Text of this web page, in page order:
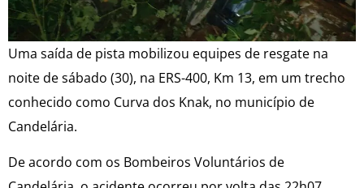
Uma saída de pista mobilizou equipes de resgate na
noite de sábado (30), na ERS-400, Km 13, em um trecho
conhecido como Curva dos Knak, no município de
Candelária.
De acordo com os Bombeiros Voluntários de